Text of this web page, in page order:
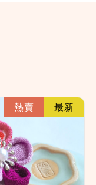
熱賣 最新
link